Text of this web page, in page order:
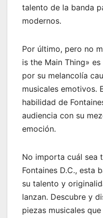
talento de la banda
modernos.
Por último, pero no
is the Main Thing»
por su melancolía
musicales emotivos.
habilidad de
audiencia con su
emoción.
No importa cuál sea
Fontaines D.C., esta
su talento y
lanzan. Descubre y
piezas musicales